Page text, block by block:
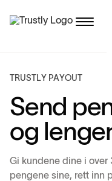
TRUSTLY PAYOUT
Send pe
og lenge
Gi kundene dine i over
pengene sine, rett inn